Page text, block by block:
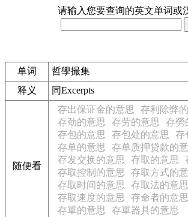
请输入您要查询的英文单词或
单词
哲學撮集
释义
同Excerpts
随便看
存出保证金的意思
存利除弊
存劲的意思
存劳的意思
存勞
存包的意思
存包处的意思
存
存单的意思
存单质押贷款的
存发交换的意思
存取的意思
存取控制的意思
存取方式的
存取时间的意思
存取法的意思
存取速度的意思
存命者的意思
存單的意思
存單器具的意思